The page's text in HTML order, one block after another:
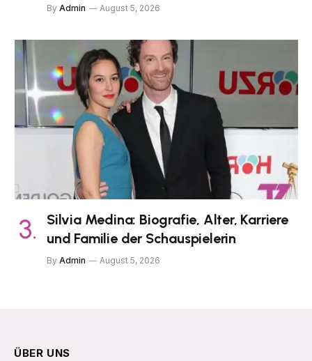
By Admin August 5, 2026
Silvia Medina: Biografie, Alter, Karriere
und Familie der Schauspielerin
By Admin August 5, 2026
ÜBER UNS